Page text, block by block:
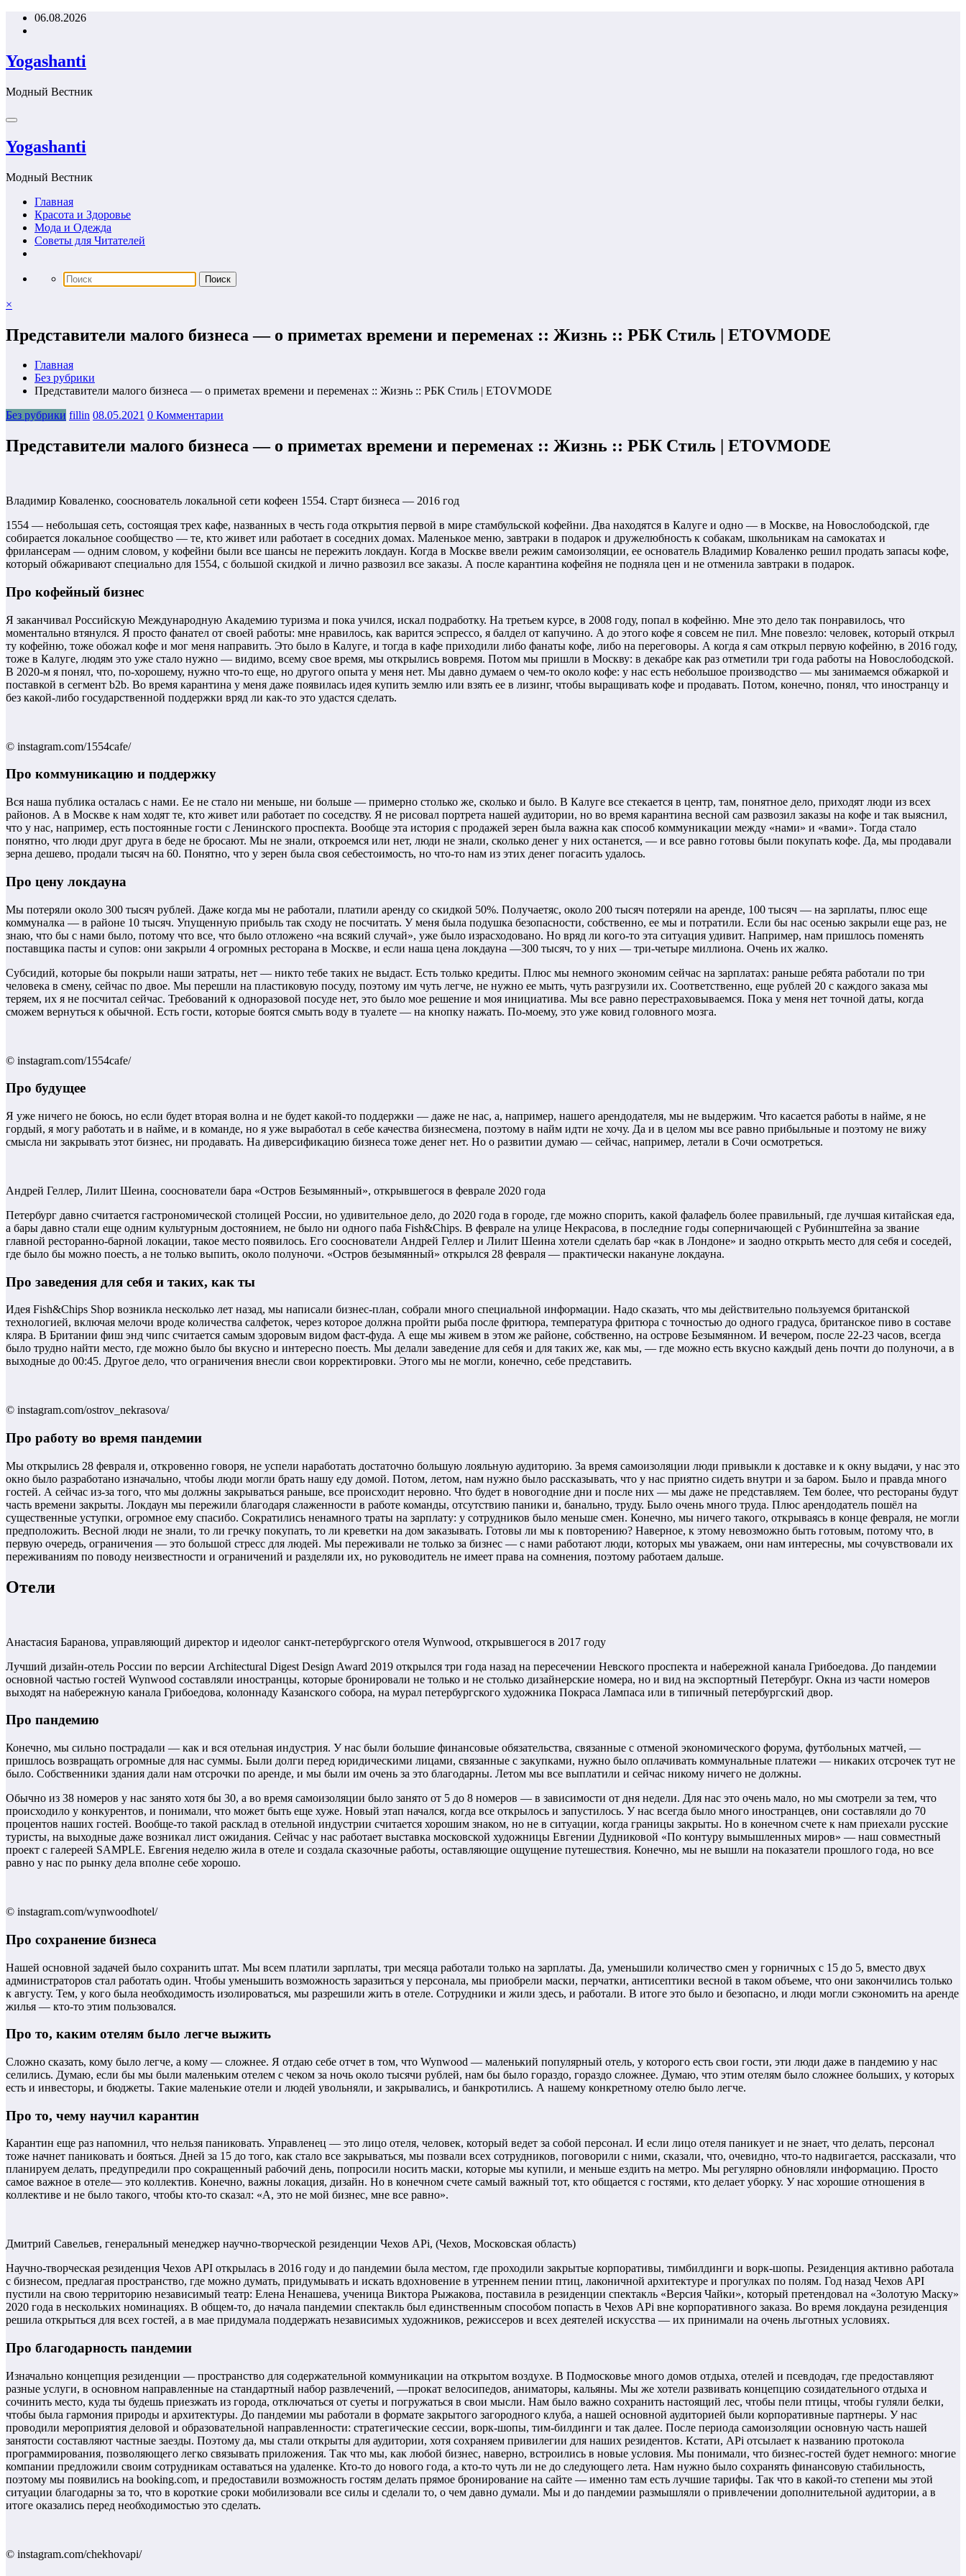
Перейти06.08.2026
Yogashanti
Модный Вестник
Yogashanti
Модный Вестник
Главная
Красота и Здоровье
Мода и Одежда
Советы для Читателей
×
Представители малого бизнеса — о приметах времени и переменах :: Жизнь :: РБК Стиль | ETOVMODE
Главная
Без рубрики
Представители малого бизнеса — о приметах времени и переменах :: Жизнь :: РБК Стиль | ETOVMODE
Без рубрики fillin 08.05.2021 0 Комментарии
Представители малого бизнеса — о приметах времени и переменах :: Жизнь :: РБК Стиль | ETOVMODE
Владимир Коваленко, сооснователь локальной сети кофеен 1554. Старт бизнеса — 2016 год
1554 — небольшая сеть, состоящая трех кафе, названных в честь года открытия первой в мире стамбульской кофейни. Два находятся в Калуге и одно — в Москве, на Новослободской, где
собирается локальное сообщество — те, кто живет или работает в соседних домах. Маленькое меню, завтраки в подарок и дружелюбность к собакам, школьникам на самокатах и
фрилансерам — одним словом, у кофейни были все шансы не пережить локдаун. Когда в Москве ввели режим самоизоляции, ее основатель Владимир Коваленко решил продать запасы кофе,
который обжаривают специально для 1554, с большой скидкой и лично развозил все заказы. А после карантина кофейня не подняла цен и не отменила завтраки в подарок.
Про кофейный бизнес
Я заканчивал Российскую Международную Академию туризма и пока учился, искал подработку. На третьем курсе, в 2008 году, попал в кофейню. Мне это дело так понравилось, что
моментально втянулся. Я просто фанател от своей работы: мне нравилось, как варится эспрессо, я балдел от капучино. А до этого кофе я совсем не пил. Мне повезло: человек, который открыл
ту кофейню, тоже обожал кофе и мог меня направить. Это было в Калуге, и тогда в кафе приходили либо фанаты кофе, либо на переговоры. А когда я сам открыл первую кофейню, в 2016 году,
тоже в Калуге, людям это уже стало нужно — видимо, всему свое время, мы открылись вовремя. Потом мы пришли в Москву: в декабре как раз отметили три года работы на Новослободской.
В 2020-м я понял, что, по-хорошему, нужно что-то еще, но другого опыта у меня нет. Мы давно думаем о чем-то около кофе: у нас есть небольшое производство — мы занимаемся обжаркой и
поставкой в сегмент b2b. Во время карантина у меня даже появилась идея купить землю или взять ее в лизинг, чтобы выращивать кофе и продавать. Потом, конечно, понял, что иностранцу и
без какой-либо государственной поддержки вряд ли как-то это удастся сделать.
© instagram.com/1554cafe/
Про коммуникацию и поддержку
Вся наша публика осталась с нами. Ее не стало ни меньше, ни больше — примерно столько же, сколько и было. В Калуге все стекается в центр, там, понятное дело, приходят люди из всех
районов. А в Москве к нам ходят те, кто живет или работает по соседству. Я не рисовал портрета нашей аудитории, но во время карантина весной сам развозил заказы на кофе и так выяснил,
что у нас, например, есть постоянные гости с Ленинского проспекта. Вообще эта история с продажей зерен была важна как способ коммуникации между «нами» и «вами». Тогда стало
понятно, что люди друг друга в беде не бросают. Мы не знали, откроемся или нет, люди не знали, сколько денег у них останется, — и все равно готовы были покупать кофе. Да, мы продавали
зерна дешево, продали тысяч на 60. Понятно, что у зерен была своя себестоимость, но что-то нам из этих денег погасить удалось.
Про цену локдауна
Мы потеряли около 300 тысяч рублей. Даже когда мы не работали, платили аренду со скидкой 50%. Получаетяс, около 200 тысяч потеряли на аренде, 100 тысяч — на зарплаты, плюс еще
коммуналка — в районе 10 тысяч. Упущенную прибыль так сходу не посчитать. У меня была подушка безопасности, собственно, ее мы и потратили. Если бы нас осенью закрыли еще раз, не
знаю, что бы с нами было, потому что все, что было отложено «на всякий случай», уже было израсходовано. Но вряд ли кого-то эта ситуация удивит. Например, нам пришлось поменять
поставщика пасты и супов: они закрыли 4 огромных ресторана в Москве, и если наша цена локдауна —300 тысяч, то у них — три-четыре миллиона. Очень их жалко.
Субсидий, которые бы покрыли наши затраты, нет — никто тебе таких не выдаст. Есть только кредиты. Плюс мы немного экономим сейчас на зарплатах: раньше ребята работали по три
человека в смену, сейчас по двое. Мы перешли на пластиковую посуду, поэтому им чуть легче, не нужно ее мыть, чуть разгрузили их. Соответственно, еще рублей 20 с каждого заказа мы
теряем, их я не посчитал сейчас. Требований к одноразовой посуде нет, это было мое решение и моя инициатива. Мы все равно перестраховываемся. Пока у меня нет точной даты, когда
сможем вернуться к обычной. Есть гости, которые боятся смыть воду в туалете — на кнопку нажать. По-моему, это уже ковид головного мозга.
© instagram.com/1554cafe/
Про будущее
Я уже ничего не боюсь, но если будет вторая волна и не будет какой-то поддержки — даже не нас, а, например, нашего арендодателя, мы не выдержим. Что касается работы в найме, я не
гордый, я могу работать и в найме, и в команде, но я уже выработал в себе качества бизнесмена, поэтому в найм идти не хочу. Да и в целом мы все равно прибыльные и поэтому не вижу
смысла ни закрывать этот бизнес, ни продавать. На диверсификацию бизнеса тоже денег нет. Но о развитии думаю — сейчас, например, летали в Сочи осмотреться.
Андрей Геллер, Лилит Шеина, сооснователи бара «Остров Безымянный», открывшегося в феврале 2020 года
Петербург давно считается гастрономической столицей России, но удивительное дело, до 2020 года в городе, где можно спорить, какой фалафель более правильный, где лучшая китайская еда,
а бары давно стали еще одним культурным достоянием, не было ни одного паба Fish&Chips. В феврале на улице Некрасова, в последние годы соперничающей с Рубинштейна за звание
главной ресторанно-барной локации, такое место появилось. Его сооснователи Андрей Геллер и Лилит Шеина хотели сделать бар «как в Лондоне» и заодно открыть место для себя и соседей,
где было бы можно поесть, а не только выпить, около полуночи. «Остров безымянный» открылся 28 февраля — практически накануне локдауна.
Про заведения для себя и таких, как ты
Идея Fish&Chips Shop возникла несколько лет назад, мы написали бизнес-план, собрали много специальной информации. Надо сказать, что мы действительно пользуемся британской
технологией, включая мелочи вроде количества салфеток, через которое должна пройти рыба после фритюра, температура фритюра с точностью до одного градуса, британское пиво в составе
кляра. В Британии фиш энд чипс считается самым здоровым видом фаст-фуда. А еще мы живем в этом же районе, собственно, на острове Безымянном. И вечером, после 22-23 часов, всегда
было трудно найти место, где можно было бы вкусно и интересно поесть. Мы делали заведение для себя и для таких же, как мы, — где можно есть вкусно каждый день почти до полуночи, а в
выходные до 00:45. Другое дело, что ограничения внесли свои корректировки. Этого мы не могли, конечно, себе представить.
© instagram.com/ostrov_nekrasova/
Про работу во время пандемии
Мы открылись 28 февраля и, откровенно говоря, не успели наработать достаточно большую лояльную аудиторию. За время самоизоляции люди привыкли к доставке и к окну выдачи, у нас это
окно было разработано изначально, чтобы люди могли брать нашу еду домой. Потом, летом, нам нужно было рассказывать, что у нас приятно сидеть внутри и за баром. Было и правда много
гостей. А сейчас из-за того, что мы должны закрываться раньше, все происходит неровно. Что будет в новогодние дни и после них — мы даже не представляем. Тем более, что рестораны будут
часть времени закрыты. Локдаун мы пережили благодаря слаженности в работе команды, отсутствию паники и, банально, труду. Было очень много труда. Плюс арендодатель пошёл на
существенные уступки, огромное ему спасибо. Сократились ненамного траты на зарплату: у сотрудников было меньше смен. Конечно, мы ничего такого, открываясь в конце февраля, не могли
предположить. Весной люди не знали, то ли гречку покупать, то ли креветки на дом заказывать. Готовы ли мы к повторению? Наверное, к этому невозможно быть готовым, потому что, в
первую очередь, ограничения — это большой стресс для людей. Мы переживали не только за бизнес — с нами работают люди, которых мы уважаем, они нам интересны, мы сочувствовали их
переживаниям по поводу неизвестности и ограничений и разделяли их, но руководитель не имеет права на сомнения, поэтому работаем дальше.
Отели
Анастасия Баранова, управляющий директор и идеолог санкт-петербургского отеля Wynwood, открывшегося в 2017 году
Лучший дизайн-отель России по версии Architectural Digest Design Award 2019 открылся три года назад на пересечении Невского проспекта и набережной канала Грибоедова. До пандемии
основной частью гостей Wynwood составляли иностранцы, которые бронировали не только и не столько дизайнерские номера, но и вид на экспортный Петербург. Окна из части номеров
выходят на набережную канала Грибоедова, колоннаду Казанского собора, на мурал петербургского художника Покраса Лампаса или в типичный петербургский двор.
Про пандемию
Конечно, мы сильно пострадали — как и вся отельная индустрия. У нас были большие финансовые обязательства, связанные с отменой экономического форума, футбольных матчей, —
пришлось возвращать огромные для нас суммы. Были долги перед юридическими лицами, связанные с закупками, нужно было оплачивать коммунальные платежи — никаких отсрочек тут не
было. Собственники здания дали нам отсрочки по аренде, и мы были им очень за это благодарны. Летом мы все выплатили и сейчас никому ничего не должны.
Обычно из 38 номеров у нас занято хотя бы 30, а во время самоизоляции было занято от 5 до 8 номеров — в зависимости от дня недели. Для нас это очень мало, но мы смотрели за тем, что
происходило у конкурентов, и понимали, что может быть еще хуже. Новый этап начался, когда все открылось и запустилось. У нас всегда было много иностранцев, они составляли до 70
процентов наших гостей. Вообще-то такой расклад в отельной индустрии считается хорошим знаком, но не в ситуации, когда границы закрыты. Но в конечном счете к нам приехали русские
туристы, на выходные даже возникал лист ожидания. Сейчас у нас работает выставка московской художницы Евгении Дудниковой «По контуру вымышленных миров» — наш совместный
проект с галереей SAMPLE. Евгения неделю жила в отеле и создала сказочные работы, оставляющие ощущение путешествия. Конечно, мы не вышли на показатели прошлого года, но все
равно у нас по рынку дела вполне себе хорошо.
© instagram.com/wynwoodhotel/
Про сохранение бизнеса
Нашей основной задачей было сохранить штат. Мы всем платили зарплаты, три месяца работали только на зарплаты. Да, уменьшили количество смен у горничных с 15 до 5, вместо двух
администраторов стал работать один. Чтобы уменьшить возможность заразиться у персонала, мы приобрели маски, перчатки, антисептики весной в таком объеме, что они закончились только
к августу. Тем, у кого была необходимость изолироваться, мы разрешили жить в отеле. Сотрудники и жили здесь, и работали. В итоге это было и безопасно, и люди могли сэкономить на аренде
жилья — кто-то этим пользовался.
Про то, каким отелям было легче выжить
Сложно сказать, кому было легче, а кому — сложнее. Я отдаю себе отчет в том, что Wynwood — маленький популярный отель, у которого есть свои гости, эти люди даже в пандемию у нас
селились. Думаю, если бы мы были маленьким отелем с чеком за ночь около тысячи рублей, нам бы было гораздо, гораздо сложнее. Думаю, что этим отелям было сложнее больших, у которых
есть и инвесторы, и бюджеты. Такие маленькие отели и людей увольняли, и закрывались, и банкротились. А нашему конкретному отелю было легче.
Про то, чему научил карантин
Карантин еще раз напомнил, что нельзя паниковать. Управленец — это лицо отеля, человек, который ведет за собой персонал. И если лицо отеля паникует и не знает, что делать, персонал
тоже начнет паниковать и бояться. Дней за 15 до того, как стало все закрываться, мы позвали всех сотрудников, поговорили с ними, сказали, что, очевидно, что-то надвигается, рассказали, что
планируем делать, предупредили про сокращенный рабочий день, попросили носить маски, которые мы купили, и меньше ездить на метро. Мы регулярно обновляли информацию. Просто
самое важное в отеле— это коллектив. Конечно, важны локация, дизайн. Но в конечном счете самый важный тот, кто общается с гостями, кто делает уборку. У нас хорошие отношения в
коллективе и не было такого, чтобы кто-то сказал: «А, это не мой бизнес, мне все равно».
Дмитрий Савельев, генеральный менеджер научно-творческой резиденции Чехов APi, (Чехов, Московская область)
Научно-творческая резиденция Чехов API открылась в 2016 году и до пандемии была местом, где проходили закрытые корпоративы, тимбилдинги и ворк-шопы. Резиденция активно работала
с бизнесом, предлагая пространство, где можно думать, придумывать и искать вдохновение в утреннем пении птиц, лаконичной архитектуре и прогулках по полям. Год назад Чехов API
пустили на свою территорию независимый театр: Елена Ненашева, ученица Виктора Рыжакова, поставила в резиденции спектакль «Версия Чайки», который претендовал на «Золотую Маску»
2020 года в нескольких номинациях. В общем-то, до начала пандемии спектакль был единственным способом попасть в Чехов APi вне корпоративного заказа. Во время локдауна резиденция
решила открыться для всех гостей, а в мае придумала поддержать независимых художников, режиссеров и всех деятелей искусства — их принимали на очень льготных условиях.
Про благодарность пандемии
Изначально концепция резиденции — пространство для содержательной коммуникации на открытом воздухе. В Подмосковье много домов отдыха, отелей и псевдодач, где предоставляют
разные услуги, в основном направленные на стандартный набор развлечений, —прокат велосипедов, аниматоры, кальяны. Мы же хотели развивать концепцию созидательного отдыха и
сочинить место, куда ты будешь приезжать из города, отключаться от суеты и погружаться в свои мысли. Нам было важно сохранить настоящий лес, чтобы пели птицы, чтобы гуляли белки,
чтобы была гармония природы и архитектуры. До пандемии мы работали в формате закрытого загородного клуба, а нашей основной аудиторией были корпоративные партнеры. У нас
проводили мероприятия деловой и образовательной направленности: стратегические сессии, ворк-шопы, тим-билдинги и так далее. После периода самоизоляции основную часть нашей
занятости составляют частные заезды. Поэтому да, мы стали открыты для аудитории, хотя сохраняем привилегии для наших резидентов. Кстати, APi отсылает к названию протокола
программирования, позволяющего легко связывать приложения. Так что мы, как любой бизнес, наверно, встроились в новые условия. Мы понимали, что бизнес-гостей будет немного: многие
компании предложили своим сотрудникам оставаться на удаленке. Кто-то до нового года, а кто-то чуть ли не до следующего лета. Нам нужно было сохранять финансовую стабильность,
поэтому мы появились на booking.com, и предоставили возможность гостям делать прямое бронирование на сайте — именно там есть лучшие тарифы. Так что в какой-то степени мы этой
ситуации благодарны за то, что в короткие сроки мобилизовали все силы и сделали то, о чем давно думали. Мы и до пандемии размышляли о привлечении дополнительной аудитории, а в
итоге оказались перед необходимостью это сделать.
© instagram.com/chekhovapi/